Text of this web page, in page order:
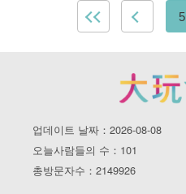
5
업데이트 날짜：2026-08-08
오늘사람들의 수：101
총방문자수：2149926